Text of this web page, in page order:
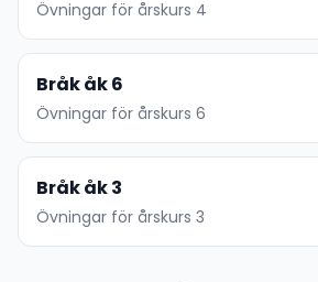
Övningar för årskurs 4
Bråk åk 6
Övningar för årskurs 6
Bråk åk 3
Övningar för årskurs 3